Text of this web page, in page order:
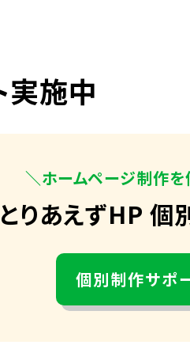
実施中
＼ホームページ制作
とりあえずHP 個
個別制作サポ